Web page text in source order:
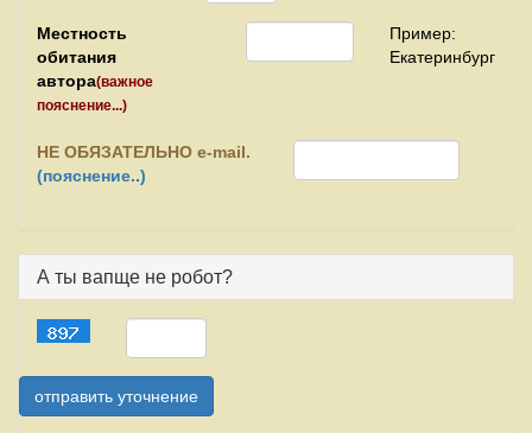
Местность
обитания
автора(важное
пояснение...)
Пример:
Екатеринбург
НЕ ОБЯЗАТЕЛЬНО e-mail.
(пояснение..)
А ты вапще не робот?